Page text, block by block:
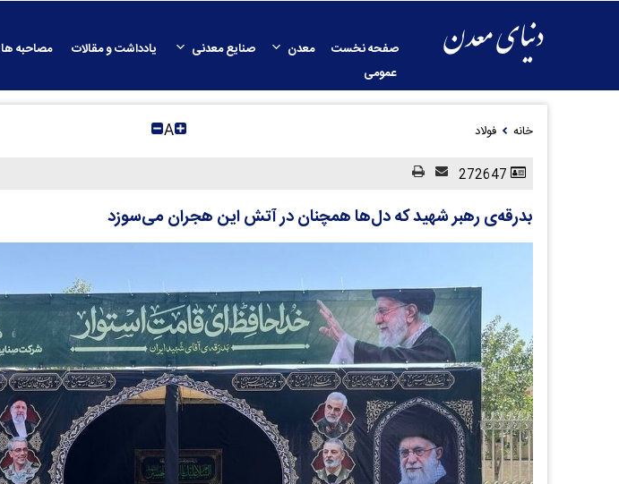
صفحه نخست معدن صنایع معدنی یادداشت و مقالات مصاحبه ها
عمومی
خانه فولاد A
بدرقه‌ی رهبر شهید که دل‌ها همچنان در آتش این هجران می‌سوزد